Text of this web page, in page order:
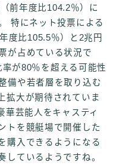
前年度比104.2％）に
特にネット投票による
度比105.5％）と2兆円
が占めている状況で
が80％を超える可能性
備や若者層を取り込む
拡大が期待されていま
華芸能人をキャスティ
トを競艇場で開催した
購入できるようになる
しているようですね。